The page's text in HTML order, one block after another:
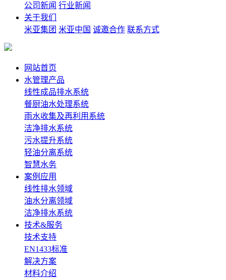
公司新闻 行业新闻
关于我们
米亚集团 米亚中国 诚邀合作 联系方式
网站首页
水管理产品
线性成品排水系统
餐厨油水处理系统
雨水收集及再利用系统
洁净排水系统
污水提升系统
轻油分离系统
智慧水务
案例应用
线性排水领域
油水分离领域
洁净排水系统
技术&服务
技术支持
EN1433标准
解决方案
材料介绍